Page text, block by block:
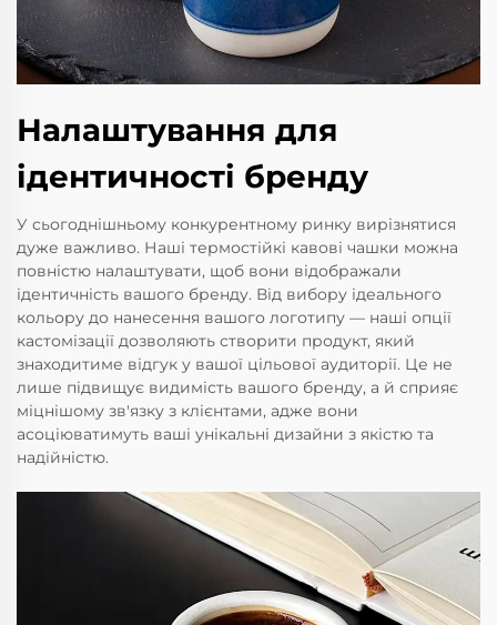
Налаштування для
ідентичності бренду
У сьогоднішньому конкурентному ринку вирізнятися
дуже важливо. Наші термостійкі кавові чашки можна
повністю налаштувати, щоб вони відображали
ідентичність вашого бренду. Від вибору ідеального
кольору до нанесення вашого логотипу — наші опції
кастомізації дозволяють створити продукт, який
знаходитиме відгук у вашої цільової аудиторії. Це не
лише підвищує видимість вашого бренду, а й сприяє
міцнішому зв'язку з клієнтами, адже вони
асоціюватимуть ваші унікальні дизайни з якістю та
надійністю.